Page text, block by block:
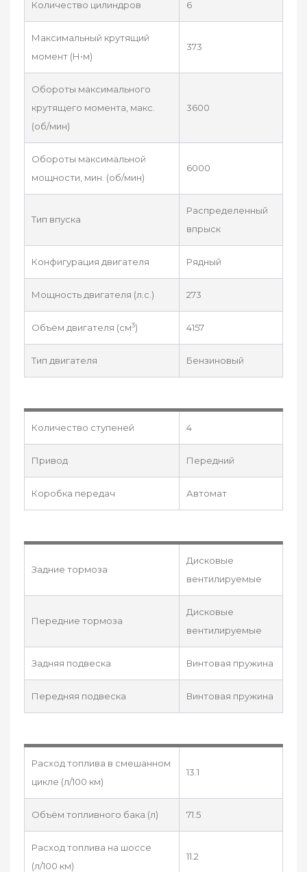
Количество цилиндров 6
Максимальный крутящий
момент (Н•м)
373
Обороты максимального
крутящего момента, макс.
(об/мин)
3600
Обороты максимальной
мощности, мин. (об/мин)
6000
Тип впуска
Распределенный
впрыск
Конфигурация двигателя Рядный
Мощность двигателя (л.с.) 273
Объём двигателя (см3) 4157
Тип двигателя Бензиновый
Количество ступеней 4
Привод Передний
Коробка передач Автомат
Задние тормоза
Дисковые
вентилируемые
Передние тормоза
Дисковые
вентилируемые
Задняя подвеска Винтовая пружина
Передняя подвеска Винтовая пружина
Расход топлива в смешанном
цикле (л/100 км)
13.1
Объём топливного бака (л) 71.5
Расход топлива на шоссе
(л/100 км)
11.2